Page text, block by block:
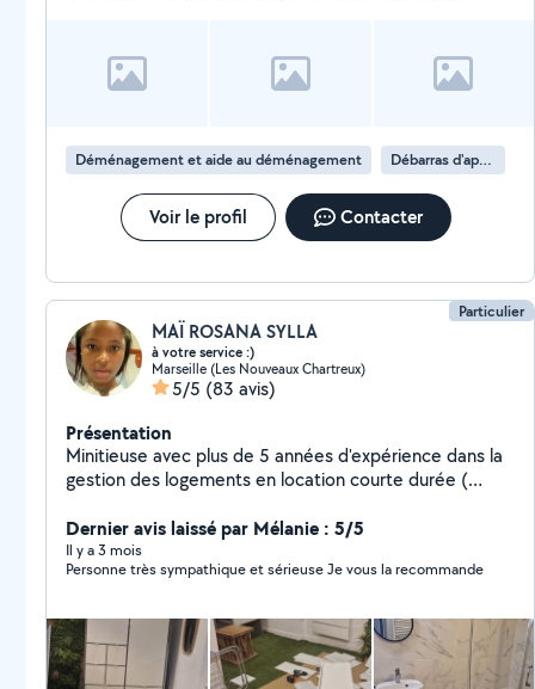
Déménagement et aide au déménagement Débarras d'appartement
Voir le profil Contacter
Particulier
MAÏ ROSANA SYLLA
à votre service :)
Marseille (Les Nouveaux Chartreux)
5/5 (83 avis)
Présentation
Minitieuse avec plus de 5 années d'expérience dans la
gestion des logements en location courte durée (
avec plaisir que je mettrai mes services à votre
disposition. :) Je suis également disponible pour les
ménages ponctuels , ménages de fin de chantier,
ménager pro ( aspirateur pro karcher, autolaveuse, lave
vitre karcher, nettoyeur haute pression karcher...) Au
plaisir de collaborer avec vous
Dernier avis laissé par Mélanie : 5/5
Il y a 3 mois
Personne très sympathique et sérieuse Je vous la recommande